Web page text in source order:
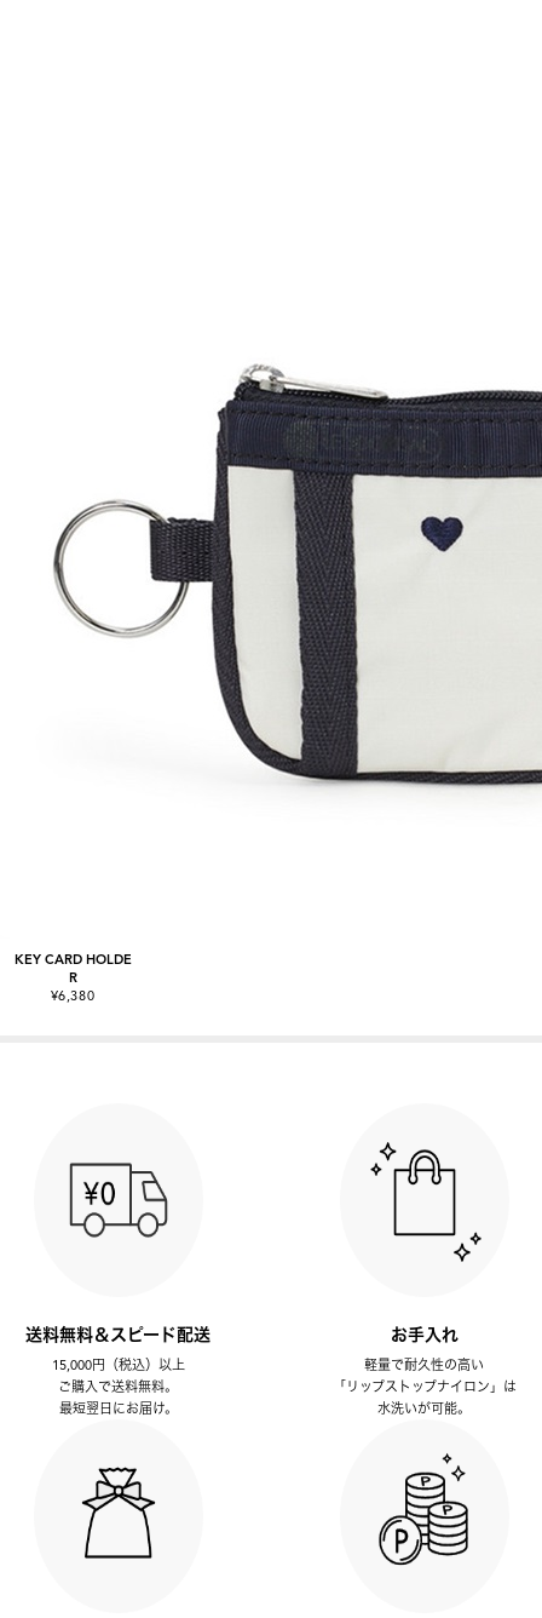
KEY CARD HOLDE
R
¥6,380
送料無料＆スピード配送
15,000円（税込）以上
ご購入で送料無料。
最短翌日にお届け。
お手入れ
軽量で耐久性の高い
「リップストップナイロン」は
水洗いが可能。